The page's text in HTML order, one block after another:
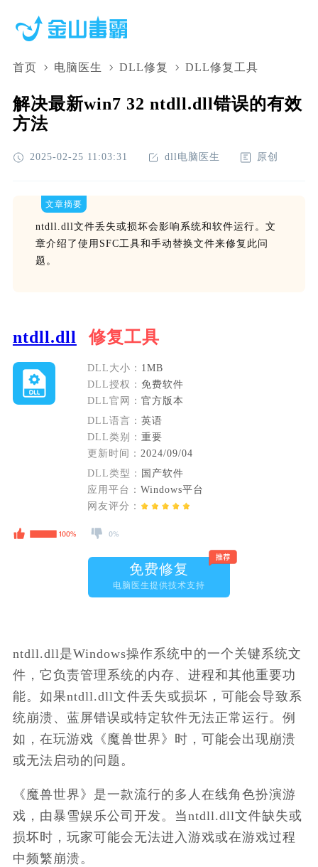
首页 电脑医生 DLL修复 DLL修复工具
解决最新win7 32 ntdll.dll错误的有效
方法
2025-02-25 11:03:31 dll电脑医生 原创
文章摘要
ntdll.dll文件丢失或损坏会影响系统和软件运行。文
章介绍了使用SFC工具和手动替换文件来修复此问
题。
ntdll.dll 修复工具
DLL大小： 1MB
DLL授权： 免费软件
DLL官网： 官方版本
DLL语言： 英语
DLL类别： 重要
更新时间： 2024/09/04
DLL类型：
国产软件
应用平台： Windows平台
网友评分：
免费修复
电脑医生提供技术支持
ntdll.dll是Windows操作系统中的一个关键系统文
件，它负责管理系统的内存、进程和其他重要功
能。如果ntdll.dll文件丢失或损坏，可能会导致系
统崩溃、蓝屏错误或特定软件无法正常运行。例
如，在玩游戏《魔兽世界》时，可能会出现崩溃
或无法启动的问题。
《魔兽世界》是一款流行的多人在线角色扮演游
戏，由暴雪娱乐公司开发。当ntdll.dll文件缺失或
损坏时，玩家可能会无法进入游戏或在游戏过程
中频繁崩溃。